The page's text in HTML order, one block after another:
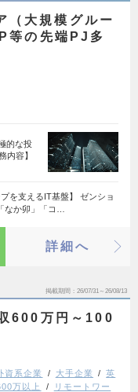
（大規模グルー
等の先端PJ多
的な投
内容】
を支えるIT基盤】 ゼンショ
なか卯」「コ…
詳細へ
掲載期間 26/07/31～26/08/13
600万円～100
資系企業 大手企業
英
万以上
リモートワー